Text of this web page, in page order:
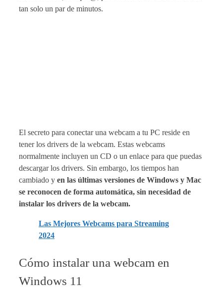
tan solo un par de minutos.
El secreto para conectar una webcam a tu PC reside en
tener los drivers de la webcam. Estas webcams
normalmente incluyen un CD o un enlace para que puedas
descargar los drivers. Sin embargo, los tiempos han
cambiado y en las últimas versiones de Windows y Mac
se reconocen de forma automática, sin necesidad de
instalar los drivers de la webcam.
Las Mejores Webcams para Streaming
2024
Cómo instalar una webcam en
Windows 11